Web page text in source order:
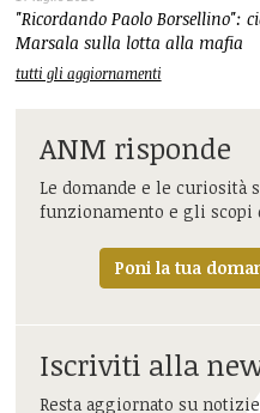
"Ricordando Paolo Borsellino":
Marsala sulla lotta alla mafia
tutti gli aggiornamenti
ANM risponde
Le domande e le curiosità
funzionamento e gli scopi
Poni la tua
Iscriviti alla
Resta aggiornato su